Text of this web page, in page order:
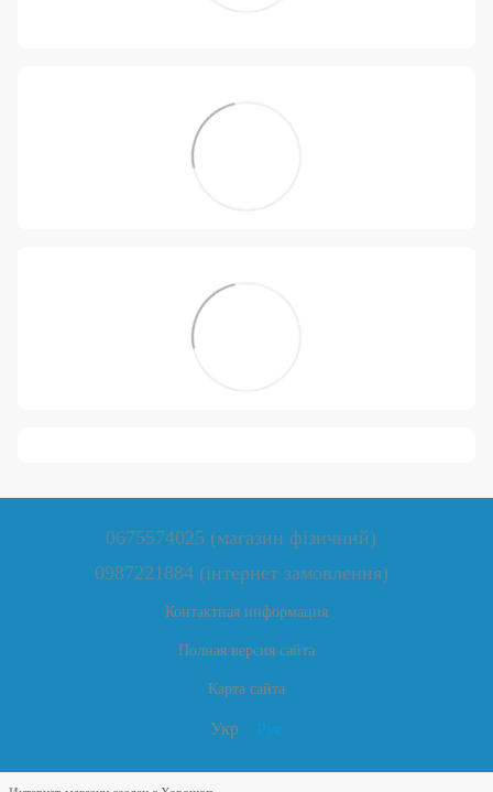
0675574025 (магазин фізичний)
0987221884 (інтернет замовлення)
Контактная информация
Полная версия сайта
Карта сайта
Укр Рус